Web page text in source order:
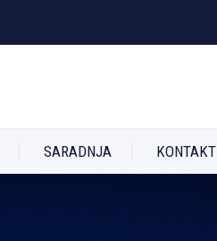
SARADNJA KONTAKT